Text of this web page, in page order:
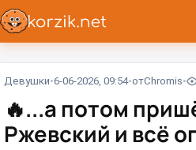
Девушки 6-06-2026, 09:54 отChromis
🔥...а потом
Ржевский и всё